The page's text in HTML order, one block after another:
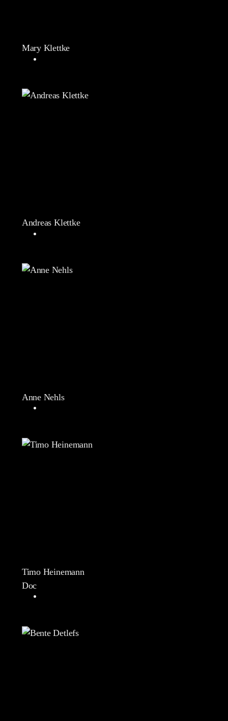
Mary Klettke
Andreas Klettke
Anne Nehls
Timo Heinemann
Doc